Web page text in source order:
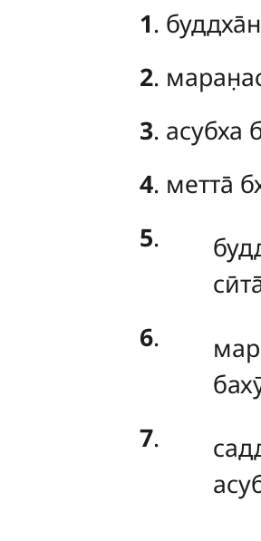
1.
2.
3. асубха
4. метта̄
5.
6.
7.